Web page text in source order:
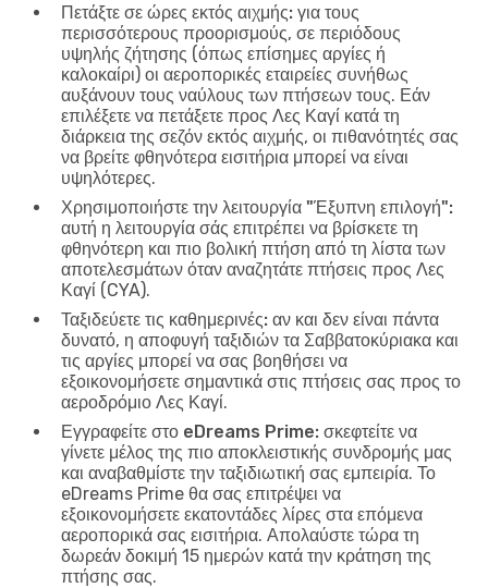
Πετάξτε σε ώρες εκτός αιχμής: για τους
περισσότερους προορισμούς, σε περιόδους
υψηλής ζήτησης (όπως επίσημες αργίες ή
καλοκαίρι) οι αεροπορικές εταιρείες συνήθως
αυξάνουν τους ναύλους των πτήσεων τους. Εάν
επιλέξετε να πετάξετε προς Λες Καγί κατά τη
διάρκεια της σεζόν εκτός αιχμής, οι πιθανότητές σας
να βρείτε φθηνότερα εισιτήρια μπορεί να είναι
υψηλότερες.
Χρησιμοποιήστε την λειτουργία "Έξυπνη επιλογή":
αυτή η λειτουργία σάς επιτρέπει να βρίσκετε τη
φθηνότερη και πιο βολική πτήση από τη λίστα των
αποτελεσμάτων όταν αναζητάτε πτήσεις προς Λες
Καγί (CYA).
Ταξιδεύετε τις καθημερινές: αν και δεν είναι πάντα
δυνατό, η αποφυγή ταξιδιών τα Σαββατοκύριακα και
τις αργίες μπορεί να σας βοηθήσει να
εξοικονομήσετε σημαντικά στις πτήσεις σας προς το
αεροδρόμιο Λες Καγί.
Εγγραφείτε στο eDreams Prime: σκεφτείτε να
γίνετε μέλος της πιο αποκλειστικής συνδρομής μας
και αναβαθμίστε την ταξιδιωτική σας εμπειρία. Το
eDreams Prime θα σας επιτρέψει να
εξοικονομήσετε εκατοντάδες λίρες στα επόμενα
αεροπορικά σας εισιτήρια. Απολαύστε τώρα τη
δωρεάν δοκιμή 15 ημερών κατά την κράτηση της
πτήσης σας.